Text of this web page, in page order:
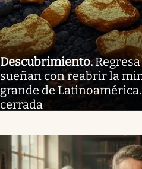
Descubrimiento.
sueñan con reabrir la
grande de
cerrada